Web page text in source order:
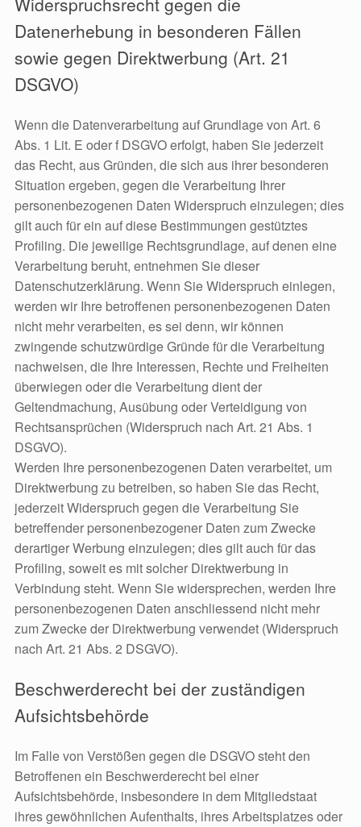
Datenerhebung in besonderen Fällen
sowie gegen Direktwerbung (Art. 21
DSGVO)
Wenn die Datenverarbeitung auf Grundlage von Art. 6
Abs. 1 Lit. E oder f DSGVO erfolgt, haben Sie jederzeit
das Recht, aus Gründen, die sich aus ihrer besonderen
Situation ergeben, gegen die Verarbeitung Ihrer
personenbezogenen Daten Widerspruch einzulegen; dies
gilt auch für ein auf diese Bestimmungen gestütztes
Profiling. Die jeweilige Rechtsgrundlage, auf denen eine
Verarbeitung beruht, entnehmen Sie dieser
Datenschutzerklärung. Wenn Sie Widerspruch einlegen,
werden wir Ihre betroffenen personenbezogenen Daten
nicht mehr verarbeiten, es sei denn, wir können
zwingende schutzwürdige Gründe für die Verarbeitung
nachweisen, die Ihre Interessen, Rechte und Freiheiten
überwiegen oder die Verarbeitung dient der
Geltendmachung, Ausübung oder Verteidigung von
Rechtsansprüchen (Widerspruch nach Art. 21 Abs. 1
DSGVO).
Werden Ihre personenbezogenen Daten verarbeitet, um
Direktwerbung zu betreiben, so haben Sie das Recht,
jederzeit Widerspruch gegen die Verarbeitung Sie
betreffender personenbezogener Daten zum Zwecke
derartiger Werbung einzulegen; dies gilt auch für das
Profiling, soweit es mit solcher Direktwerbung in
Verbindung steht. Wenn Sie widersprechen, werden Ihre
personenbezogenen Daten anschliessend nicht mehr
zum Zwecke der Direktwerbung verwendet (Widerspruch
nach Art. 21 Abs. 2 DSGVO).
Beschwerderecht bei der zuständigen
Aufsichtsbehörde
Im Falle von Verstößen gegen die DSGVO steht den
Betroffenen ein Beschwerderecht bei einer
Aufsichtsbehörde, insbesondere in dem Mitgliedstaat
ihres gewöhnlichen Aufenthalts, ihres Arbeitsplatzes oder